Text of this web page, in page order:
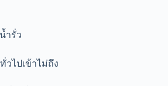
ำรั่ว
ไปเข้าไม่ถึง